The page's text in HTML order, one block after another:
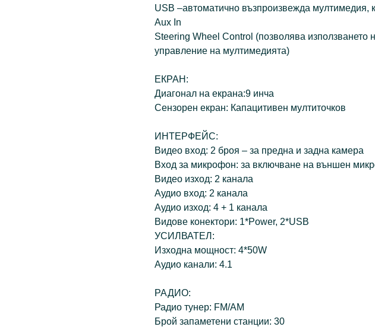
USB –автоматично възпроизвежда мултимедия,
Aux In
Steering Wheel Control (позволява използването
управление на мултимедията)
ЕКРАН:
Диагонал на екрана:9 инча
Сензорен екран: Капацитивен мултиточков
ИНТЕРФЕЙС:
Видео вход: 2 броя – за предна и задна камера
Вход за микрофон: за включване на външен
Видео изход: 2 канала
Аудио вход: 2 канала
Аудио изход: 4 + 1 канала
Видове конектори: 1*Power, 2*USB
УСИЛВАТЕЛ:
Изходна мощност: 4*50W
Аудио канали: 4.1
РАДИО:
Радио тунер: FM/AM
Брой запаметени станции: 30